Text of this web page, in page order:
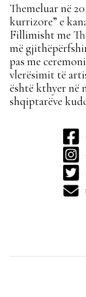
Themeluar në
kurrizore” e
Fillimisht me
më
pas me
vlerësimit të
është kthyer në
shqiptarëve